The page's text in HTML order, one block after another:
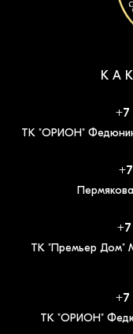
ТК "ОРИОН"
ТК "Премьер Дом"
ТК "ОРИОН"